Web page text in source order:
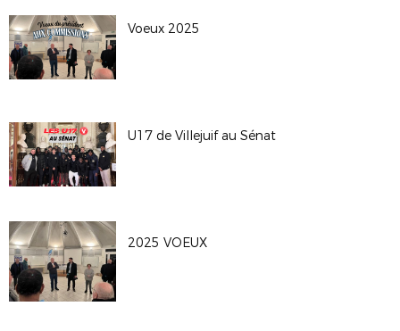
Voeux 2025
U17 de Villejuif au Sénat
2025 VOEUX